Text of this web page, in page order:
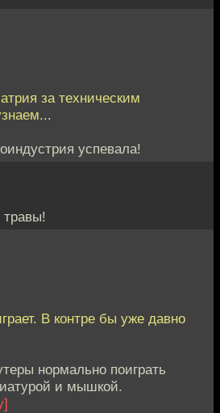
за техническим
успевала!
травы!
В контре бы уже давно
нормально поиграть
и мышкой.